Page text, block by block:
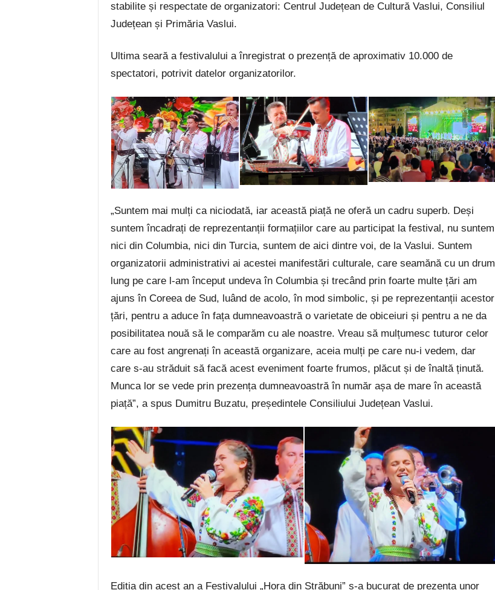
stabilite și respectate de organizatori: Centrul Județean de Cultură Vaslui, Consiliul
Județean și Primăria Vaslui.
Ultima seară a festivalului a înregistrat o prezență de aproximativ 10.000 de
spectatori, potrivit datelor organizatorilor.
„Suntem mai mulți ca niciodată, iar această piață ne oferă un cadru superb. Deși
suntem încadrați de reprezentanții formațiilor care au participat la festival, nu suntem
nici din Columbia, nici din Turcia, suntem de aici dintre voi, de la Vaslui. Suntem
organizatorii administrativi ai acestei manifestări culturale, care seamănă cu un drum
lung pe care l-am început undeva în Columbia și trecând prin foarte multe țări am
ajuns în Coreea de Sud, luând de acolo, în mod simbolic, și pe reprezentanții acestor
țări, pentru a aduce în fața dumneavoastră o varietate de obiceiuri și pentru a ne da
posibilitatea nouă să le comparăm cu ale noastre. Vreau să mulțumesc tuturor celor
care au fost angrenați în această organizare, aceia mulți pe care nu-i vedem, dar
care s-au străduit să facă acest eveniment foarte frumos, plăcut și de înaltă ținută.
Munca lor se vede prin prezența dumneavoastră în număr așa de mare în această
piață”, a spus Dumitru Buzatu, președintele Consiliului Județean Vaslui.
Ediția din acest an a Festivalului „Hora din Străbuni” s-a bucurat de prezența unor